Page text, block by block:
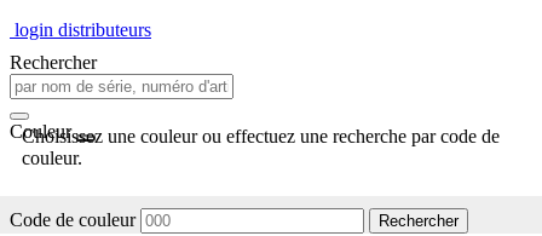
login distributeurs
Rechercher
Couleur
Choisissez une couleur ou effectuez une recherche par code de
couleur.
Code de couleur Rechercher